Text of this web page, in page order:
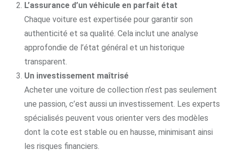
L’assurance d’un véhicule en parfait état
Chaque voiture est expertisée pour garantir son
authenticité et sa qualité. Cela inclut une analyse
approfondie de l’état général et un historique
transparent.
Un investissement maîtrisé
Acheter une voiture de collection n’est pas seulement
une passion, c’est aussi un investissement. Les experts
spécialisés peuvent vous orienter vers des modèles
dont la cote est stable ou en hausse, minimisant ainsi
les risques financiers.